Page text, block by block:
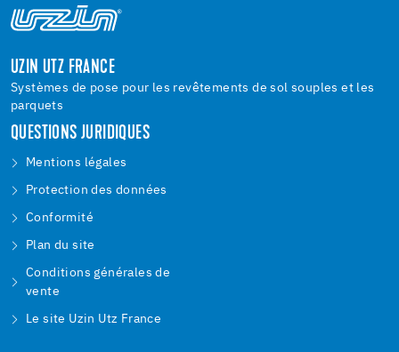
UZIN UTZ FRANCE
Systèmes de pose pour les revêtements de sol souples et les
parquets
QUESTIONS JURIDIQUES
Mentions légales
Protection des données
Conformité
Plan du site
Conditions générales de
vente
Le site Uzin Utz France